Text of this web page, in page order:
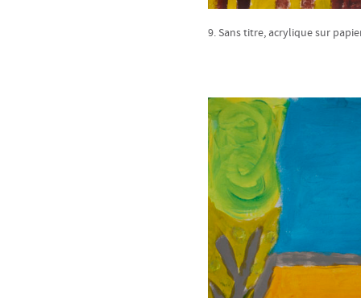
9. Sans titre, acrylique sur